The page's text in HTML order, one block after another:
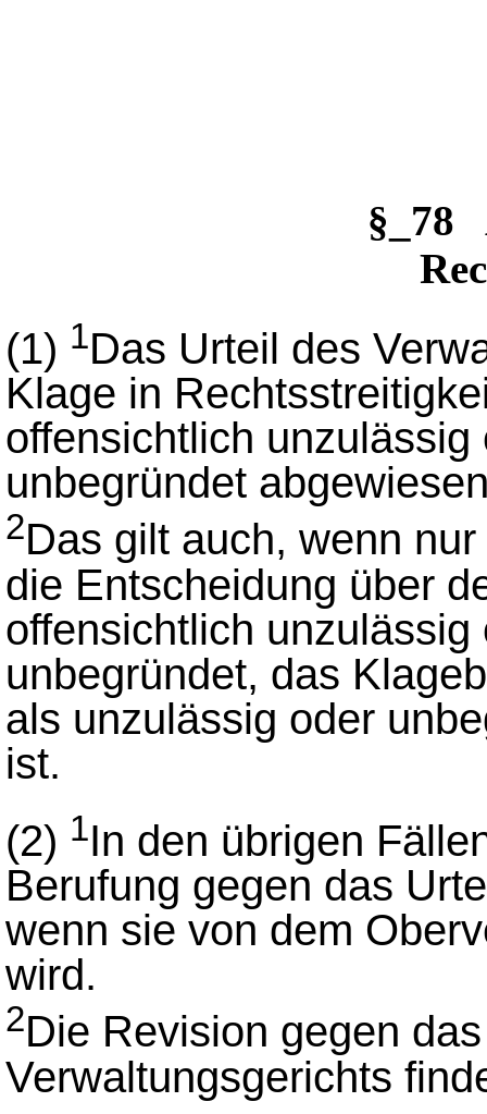
§_78
(1) 1Das Urteil des
Klage in
offensichtlich
unbegründet
2Das gilt auch, wenn
die Entscheidung über
offensichtlich
unbegründet, das
als unzulässig oder
ist.
(2) 1In den übrigen
Berufung gegen das
wenn sie von dem
wird.
2Die Revision gegen
Verwaltungsgerichts